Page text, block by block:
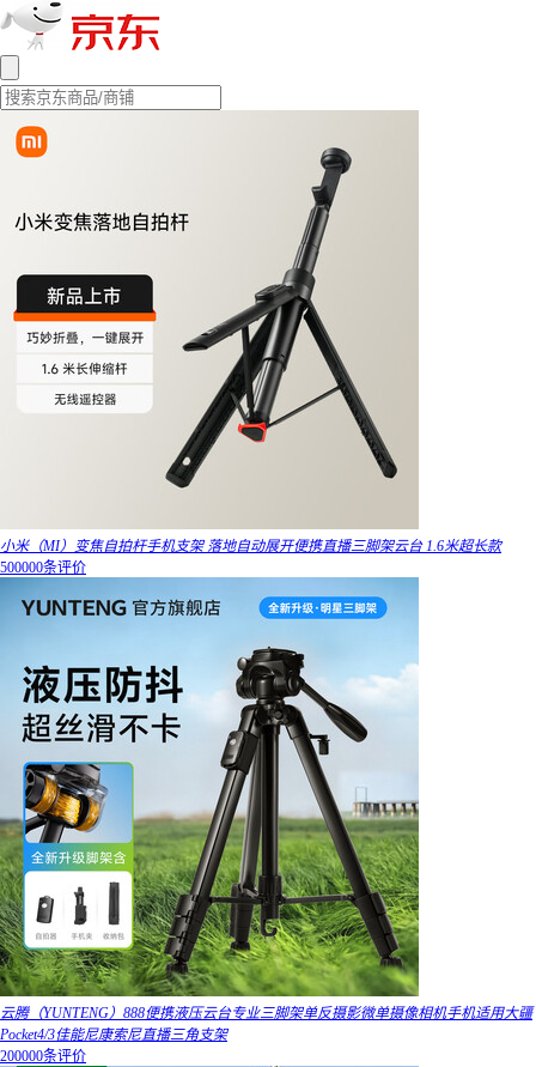
小米（MI）变焦自拍杆手机支架 落地自动展开便携直播三脚架云台 1.6米超长款
500000条评价
云腾（YUNTENG）888便携液压云台专业三脚架单反摄影微单摄像相机手机适用大疆
Pocket4/3佳能尼康索尼直播三角支架
200000条评价